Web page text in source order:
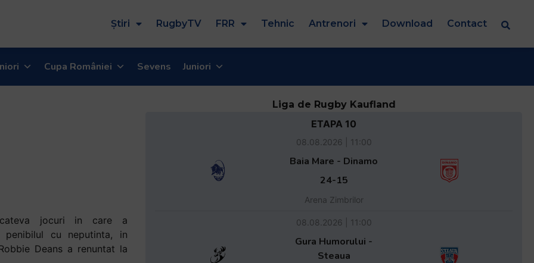
Știri RugbyTV FRR Tehnic Antrenori Download Contact
Cupa României Sevens Juniori
jocuri in care a
penibilul cu neputinta, in
Deans a renuntat la
Liga de Rugby Kaufland
ETAPA 10
08.08.2026 | 11:00
Baia Mare - Dinamo
24-15
Arena Zimbrilor
08.08.2026 | 11:00
Gura Humorului -
Steaua